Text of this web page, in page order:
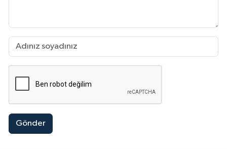
Gönder